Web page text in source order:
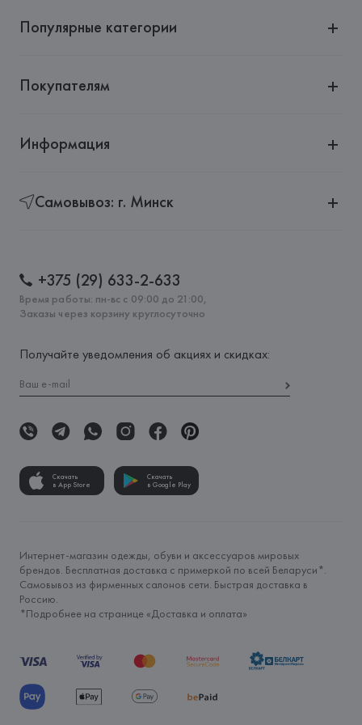
Популярные категории
Покупателям
Информация
Самовывоз: г. Минск
+375 (29) 633-2-633
Время работы: пн-вс с 09:00 до 21:00,
Заказы через корзину круглосуточно
Получайте уведомления об акциях и скидках:
Скачать
в App Store
Скачать
в Google Play
Интернет-магазин одежды, обуви и аксессуаров мировых
брендов. Бесплатная доставка с примеркой по всей Беларуси*.
Самовывоз из фирменных салонов сети. Быстрая доставка в
Россию.
*Подробнее на странице «Доставка и оплата»